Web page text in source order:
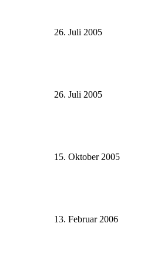
26. Juli 2005
26. Juli 2005
15. Oktober 2005
13. Februar 2006